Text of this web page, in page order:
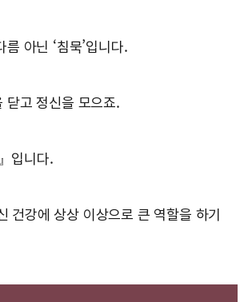
아닌 ‘침묵’입니다.
닫고 정신을 모으죠.
입니다.
건강에 상상 이상으로 큰 역할을 하기